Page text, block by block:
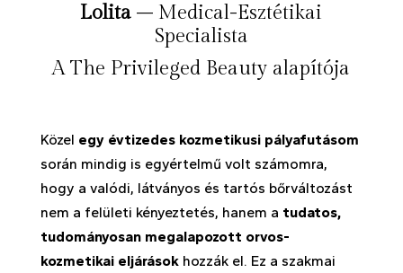
Lolita – Medical-Esztétikai
Specialista
A The Privileged Beauty alapítója
Közel egy évtizedes kozmetikusi pályafutásom
során mindig is egyértelmű volt számomra,
hogy a valódi, látványos és tartós bőrváltozást
nem a felületi kényeztetés, hanem a tudatos,
tudományosan megalapozott orvos-
kozmetikai eljárásokhozzák el. Ez a szakmai